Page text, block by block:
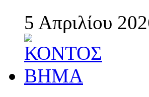
5 Απριλίου